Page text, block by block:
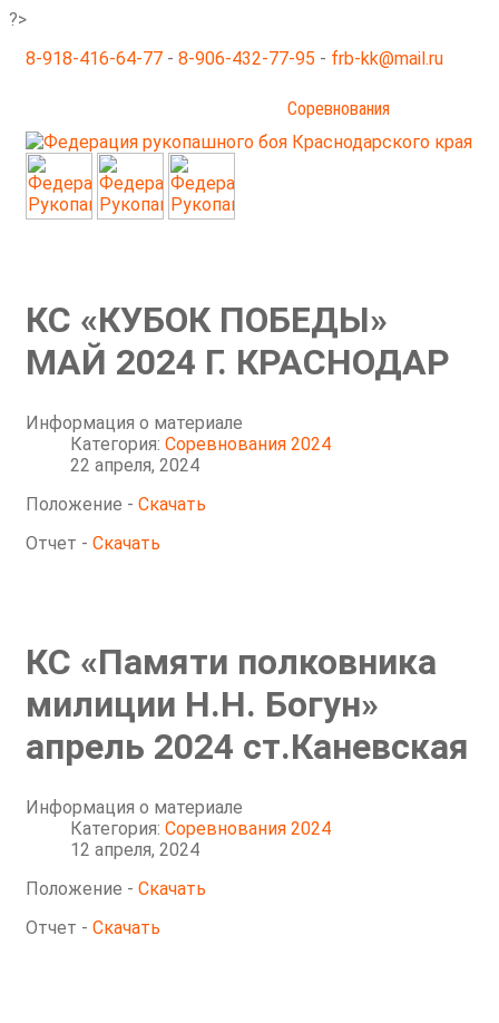
?>
8-918-416-64-77 - 8-906-432-77-95 - frb-kk@mail.ru
Соревнования
КС «КУБОК ПОБЕДЫ»
МАЙ 2024 Г. КРАСНОДАР
Информация о материале
Категория: Соревнования 2024
22 апреля, 2024
Положение - Скачать
Отчет - Скачать
КС «Памяти полковника
милиции Н.Н. Богун»
апрель 2024 ст.Каневская
Информация о материале
Категория: Соревнования 2024
12 апреля, 2024
Положение - Скачать
Отчет - Скачать